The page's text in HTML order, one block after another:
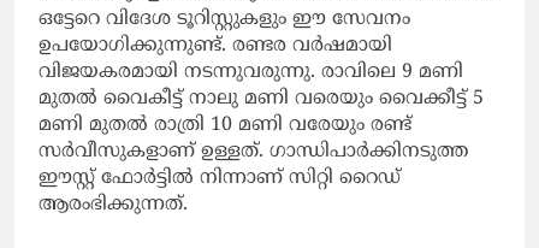
ഒട്ടേറെ വിദേശ ടൂറിസ്റ്റുകളും ഈ സേവനം
ഉപയോഗിക്കുന്നുണ്ട്. രണ്ടര വര്‍ഷമായി
വിജയകരമായി നടന്നുവരുന്നു. രാവിലെ 9 മണി
മുതല്‍ വൈകീട്ട് നാലു മണി വരെയും വൈക്കീട്ട് 5
മണി മുതല്‍ രാത്രി 10 മണി വരേയും രണ്ട്
സര്‍വീസുകളാണ് ഉള്ളത്. ഗാന്ധിപാര്‍ക്കിനടുത്ത
ഈസ്റ്റ് ഫോര്‍ട്ടില്‍ നിന്നാണ് സിറ്റി റൈഡ്
ആരംഭിക്കുന്നത്.